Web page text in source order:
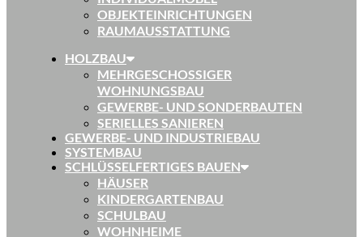
OBJEKTEINRICHTUNGEN
RAUMAUSSTATTUNG
HOLZBAU
MEHRGESCHOSSIGER
WOHNUNGSBAU
GEWERBE- UND SONDERBAUTEN
SERIELLES SANIEREN
GEWERBE- UND INDUSTRIEBAU
SYSTEMBAU
SCHLÜSSELFERTIGES BAUEN
HÄUSER
KINDERGARTENBAU
SCHULBAU
WOHNHEIME